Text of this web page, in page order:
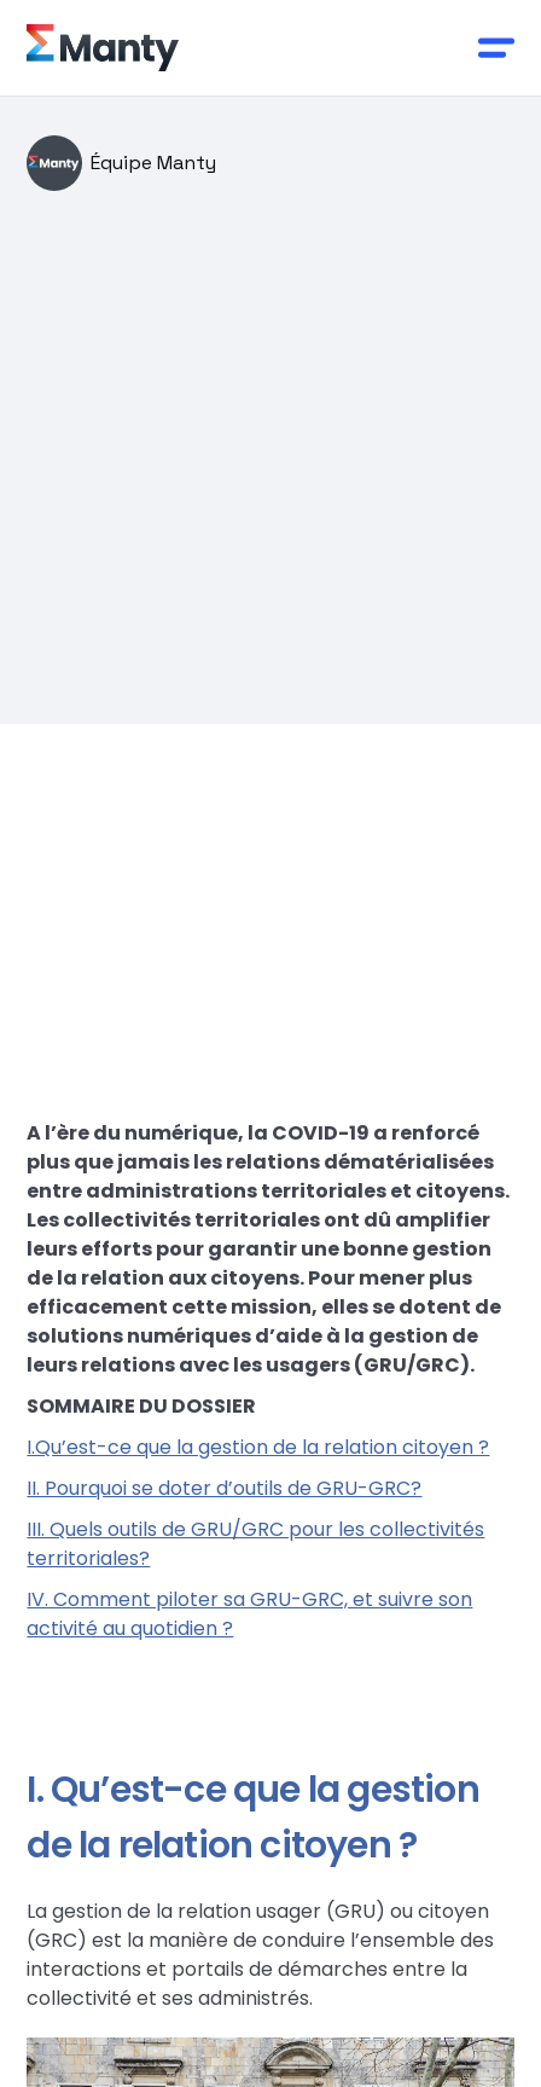
Équipe Manty
A l’ère du numérique, la COVID-19 a renforcé
plus que jamais les relations dématérialisées
entre administrations territoriales et citoyens.
Les collectivités territoriales ont dû amplifier
leurs efforts pour garantir une bonne gestion
de la relation aux citoyens. Pour mener plus
efficacement cette mission, elles se dotent de
solutions numériques d’aide à la gestion de
leurs relations avec les usagers (GRU/GRC).
SOMMAIRE DU DOSSIER
I.Qu’est-ce que la gestion de la relation citoyen ?
II. Pourquoi se doter d’outils de GRU-GRC?
III. Quels outils de GRU/GRC pour les collectivités
territoriales?
IV. Comment piloter sa GRU-GRC, et suivre son
activité au quotidien ?
I. Qu’est-ce que la gestion
de la relation citoyen ?
La gestion de la relation usager (GRU) ou citoyen
(GRC) est la manière de conduire l’ensemble des
interactions et portails de démarches entre la
collectivité et ses administrés.